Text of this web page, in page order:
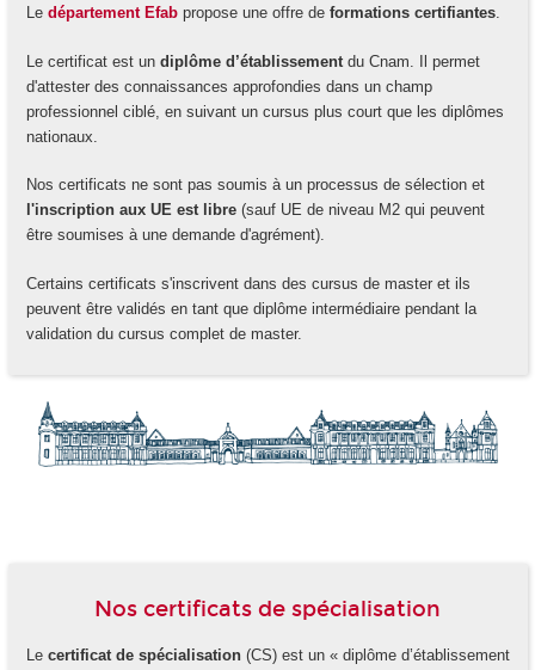
Le département Efabpropose une offre de formations certifiantes.
Le certificat est un diplôme d’établissementdu Cnam. Il permet
d'attester des connaissances approfondies dans un champ
professionnel ciblé, en suivant un cursus plus court que les diplômes
nationaux.
Nos certificats ne sont pas soumis à un processus de sélection et
l'inscription aux UE est libre(sauf UE de niveau M2 qui peuvent
être soumises à une demande d'agrément).
Certains certificats s'inscrivent dans des cursus de master et ils
peuvent être validés en tant que diplôme intermédiaire pendant la
validation du cursus complet de master.
Nos certificats de spécialisation
Le certificat de spécialisation(CS) est un « diplôme d’établissement